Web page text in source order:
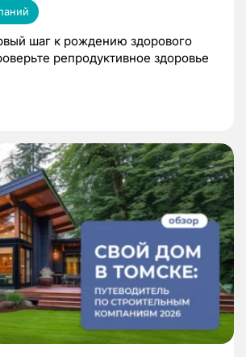
шаг к рождению здорового
репродуктивное здоровье